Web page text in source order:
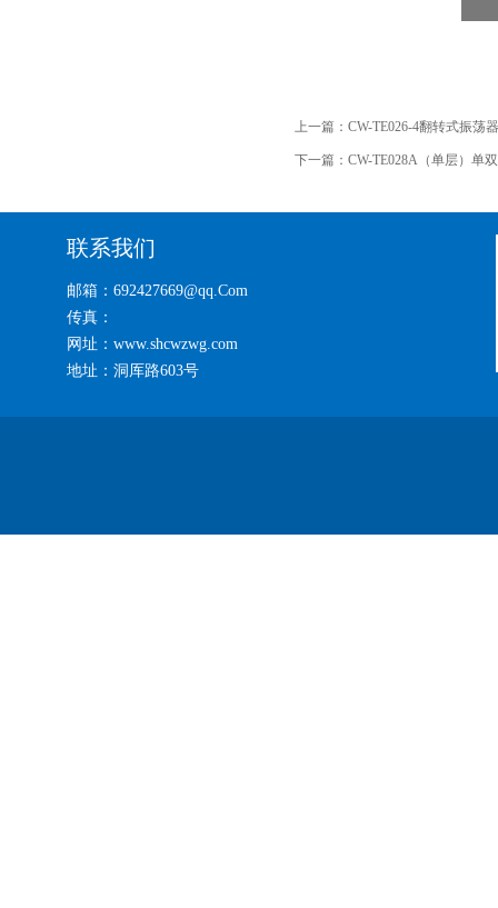
上一篇： CW-TE026-4翻转式振荡
下一篇： CW-TE028A（单层）单
联系我们
邮箱：692427669@qq.Com
传真：
网址：www.shcwzwg.com
地址：洞厍路603号